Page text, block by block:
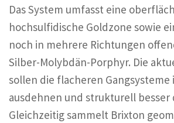
Das System umfasst eine
hochsulfidische Goldzone sowie
noch in mehrere Richtungen
Silber-Molybdän-Porphyr. Die
sollen die flacheren Gangsysteme
ausdehnen und strukturell besser
Gleichzeitig sammelt Brixton